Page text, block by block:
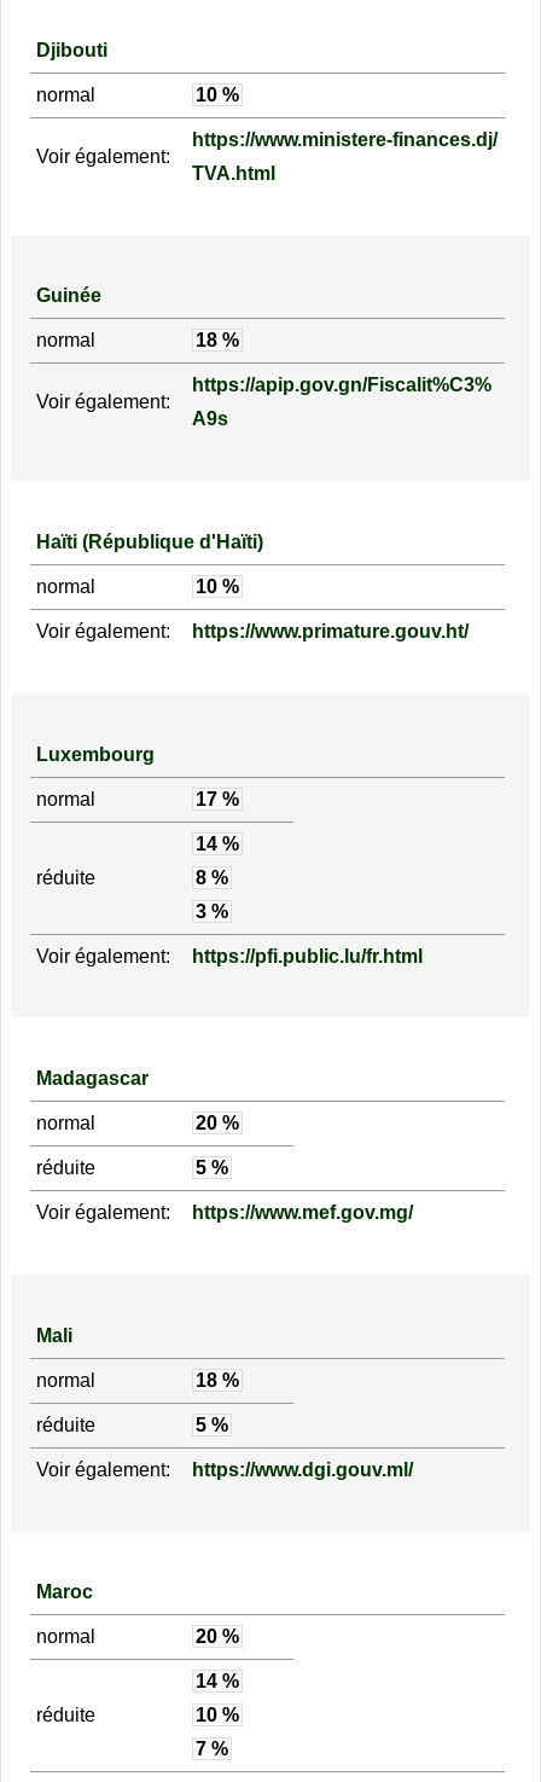
Djibouti
normal 10 %
Voir également:
https://www.ministere-finances.dj/
TVA.html
Guinée
normal 18 %
Voir également:
https://apip.gov.gn/Fiscalit%C3%
A9s
Haïti (République d'Haïti)
normal 10 %
Voir également: https://www.primature.gouv.ht/
Luxembourg
normal 17 %
réduite
14 %
8 %
3 %
Voir également: https://pfi.public.lu/fr.html
Madagascar
normal 20 %
réduite 5 %
Voir également: https://www.mef.gov.mg/
Mali
normal 18 %
réduite 5 %
Voir également: https://www.dgi.gouv.ml/
Maroc
normal 20 %
réduite
14 %
10 %
7 %